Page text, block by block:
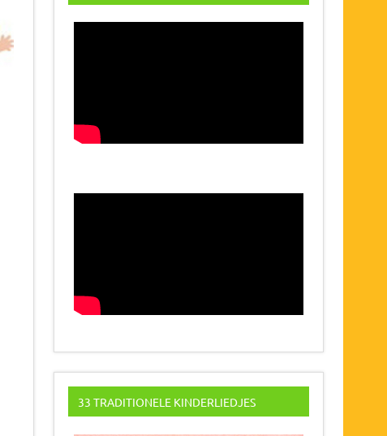
33 TRADITIONELE KINDERLIEDJES